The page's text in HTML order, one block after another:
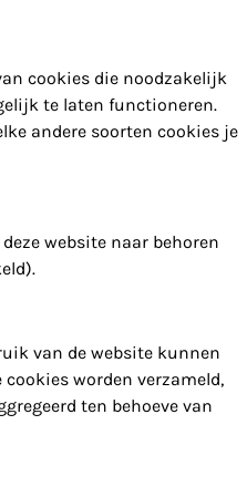
cookies die noodzakelijk
te laten functioneren.
andere soorten cookies je
website naar behoren
van de website kunnen
cookies worden verzameld,
ten behoeve van